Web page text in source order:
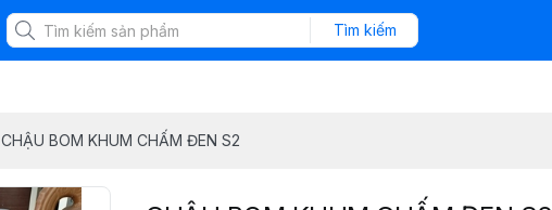
Tìm kiếm
CHẬU BOM KHUM CHẤM ĐEN S2